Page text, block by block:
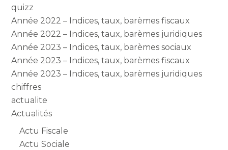
quizz
Année 2022 – Indices, taux, barèmes fiscaux
Année 2022 – Indices, taux, barèmes juridiques
Année 2023 – Indices, taux, barèmes sociaux
Année 2023 – Indices, taux, barèmes fiscaux
Année 2023 – Indices, taux, barèmes juridiques
chiffres
actualite
Actualités
Actu Fiscale
Actu Sociale